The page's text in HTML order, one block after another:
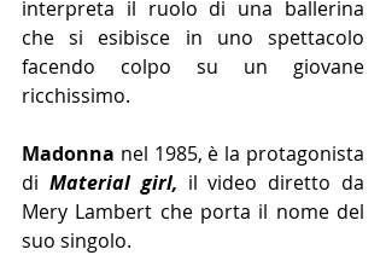
interpreta il ruolo di una ballerina
che si esibisce in uno spettacolo
facendo colpo su un giovane
ricchissimo.
Madonna nel 1985, è la protagonista
di Material girl, il video diretto da
Mery Lambert che porta il nome del
suo singolo.